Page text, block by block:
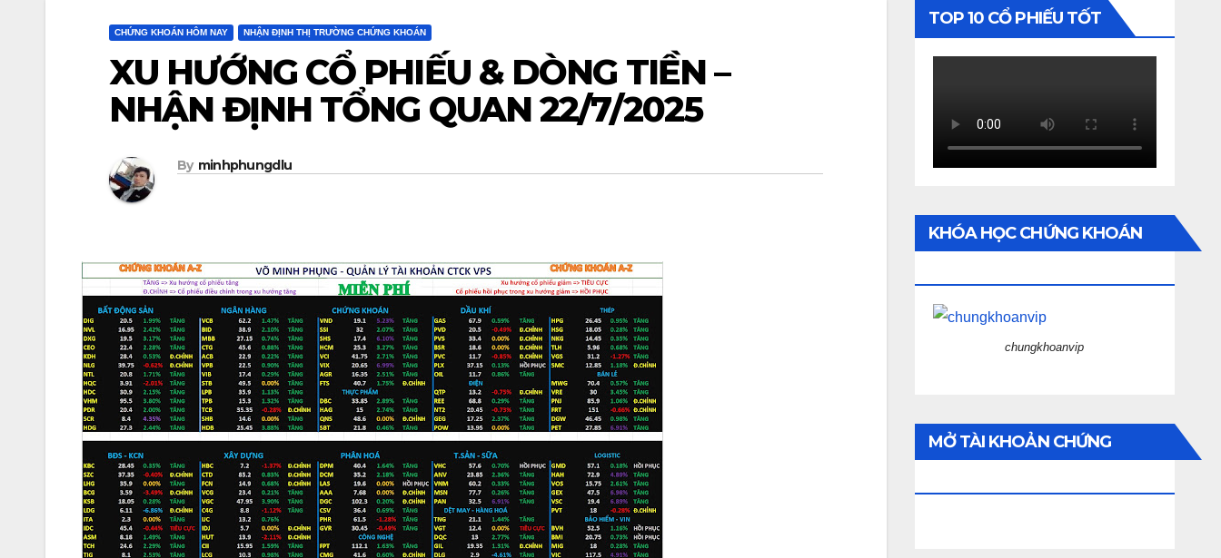
CHỨNG KHOÁN HÔM NAY NHẬN ĐỊNH THỊ TRƯỜNG CHỨNG KHOÁN
XU HƯỚNG CỔ PHIẾU & DÒNG TIỀN –
NHẬN ĐỊNH TỔNG QUAN 22/7/2025
By minhphungdlu
TOP 10 CỔ PHIẾU TỐT
KHÓA HỌC CHỨNG KHOÁN
chungkhoanvip
MỞ TÀI KHOẢN CHỨNG